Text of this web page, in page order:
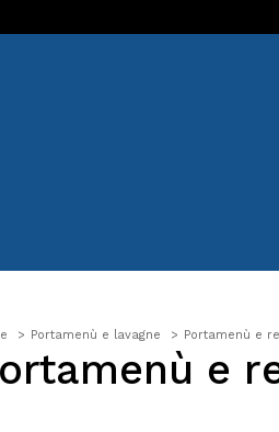
Portamenù e lavagne Portamenù e
e